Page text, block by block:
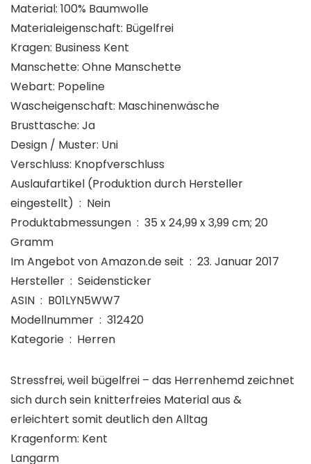
Material: 100% Baumwolle
Materialeigenschaft: Bügelfrei
Kragen: Business Kent
Manschette: Ohne Manschette
Webart: Popeline
Wascheigenschaft: Maschinenwäsche
Brusttasche: Ja
Design / Muster: Uni
Verschluss: Knopfverschluss
Auslaufartikel (Produktion durch Hersteller
eingestellt) ‏ : ‎ Nein
Produktabmessungen ‏ : ‎ 35 x 24,99 x 3,99 cm; 20
Gramm
Im Angebot von Amazon.de seit ‏ : ‎ 23. Januar 2017
Hersteller ‏ : ‎ Seidensticker
ASIN ‏ : ‎ B01LYN5WW7
Modellnummer ‏ : ‎ 312420
Kategorie ‏ : ‎ Herren
Stressfrei, weil bügelfrei – das Herrenhemd zeichnet
sich durch sein knitterfreies Material aus &
erleichtert somit deutlich den Alltag
Kragenform: Kent
Langarm